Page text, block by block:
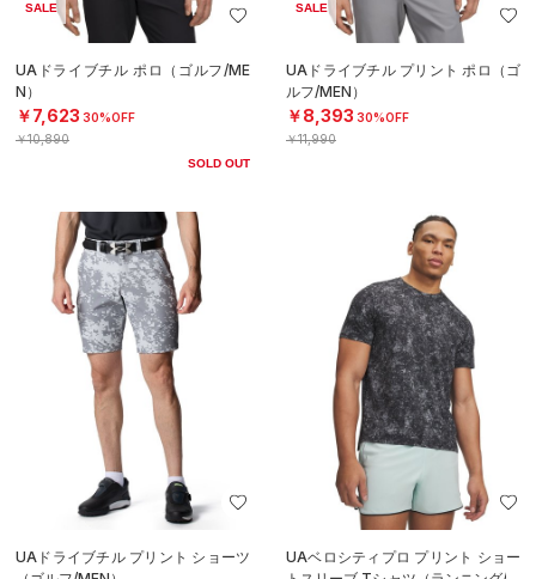
SALE
UAドライブチル ポロ（ゴルフ/ME
N）
￥7,623 30%OFF
￥10,890
SOLD OUT
SALE
UAドライブチル プリント ポロ（ゴ
ルフ/MEN）
￥8,393 30%OFF
￥11,990
UAドライブチル プリント ショーツ
UAベロシティプロ プリント ショー